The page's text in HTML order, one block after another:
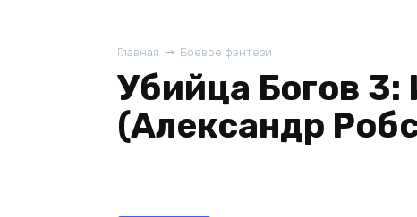
Главная Боевое фэнтези
Убийца Богов 3:
(Александр